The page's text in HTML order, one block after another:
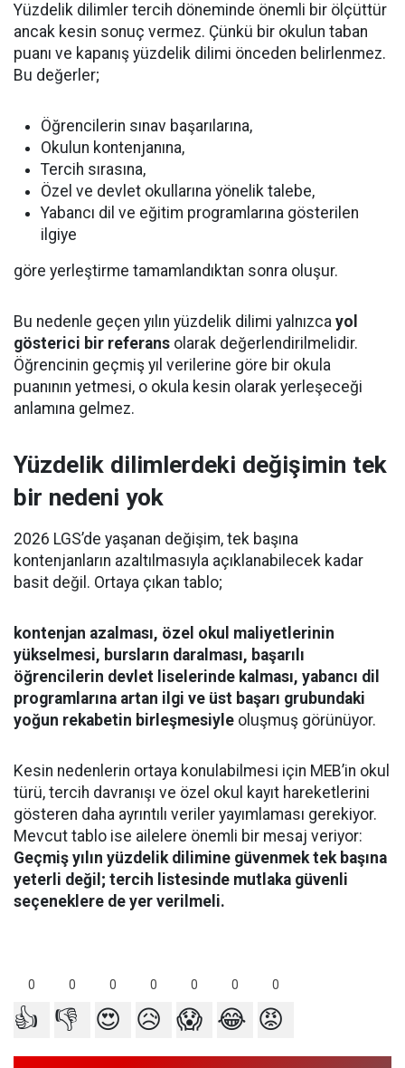
Yüzdelik dilimler tercih döneminde önemli bir ölçüttür
ancak kesin sonuç vermez. Çünkü bir okulun taban
puanı ve kapanış yüzdelik dilimi önceden belirlenmez.
Bu değerler;
Öğrencilerin sınav başarılarına,
Okulun kontenjanına,
Tercih sırasına,
Özel ve devlet okullarına yönelik talebe,
Yabancı dil ve eğitim programlarına gösterilen
ilgiye
göre yerleştirme tamamlandıktan sonra oluşur.
Bu nedenle geçen yılın yüzdelik dilimi yalnızca yol
gösterici bir referans olarak değerlendirilmelidir.
Öğrencinin geçmiş yıl verilerine göre bir okula
puanının yetmesi, o okula kesin olarak yerleşeceği
anlamına gelmez.
Yüzdelik dilimlerdeki değişimin tek
bir nedeni yok
2026 LGS’de yaşanan değişim, tek başına
kontenjanların azaltılmasıyla açıklanabilecek kadar
basit değil. Ortaya çıkan tablo;
kontenjan azalması, özel okul maliyetlerinin
yükselmesi, bursların daralması, başarılı
öğrencilerin devlet liselerinde kalması, yabancı dil
programlarına artan ilgi ve üst başarı grubundaki
yoğun rekabetin birleşmesiyle oluşmuş görünüyor.
Kesin nedenlerin ortaya konulabilmesi için MEB’in okul
türü, tercih davranışı ve özel okul kayıt hareketlerini
gösteren daha ayrıntılı veriler yayımlaması gerekiyor.
Mevcut tablo ise ailelere önemli bir mesaj veriyor:
Geçmiş yılın yüzdelik dilimine güvenmek tek başına
yeterli değil; tercih listesinde mutlaka güvenli
seçeneklere de yer verilmeli.
0 0 0 0 0 0 0
👍 👎 😍 😥 😱 😂 😡